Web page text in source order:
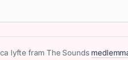
lyfte fram The Sounds